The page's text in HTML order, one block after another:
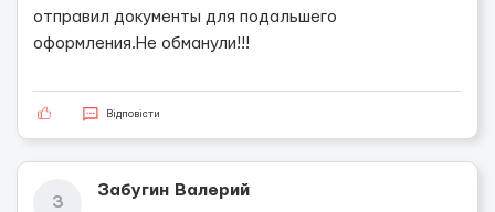
отправил документы для подальшего
оформления.Не обманули!!!
Відповісти
З
Забугин Валерий